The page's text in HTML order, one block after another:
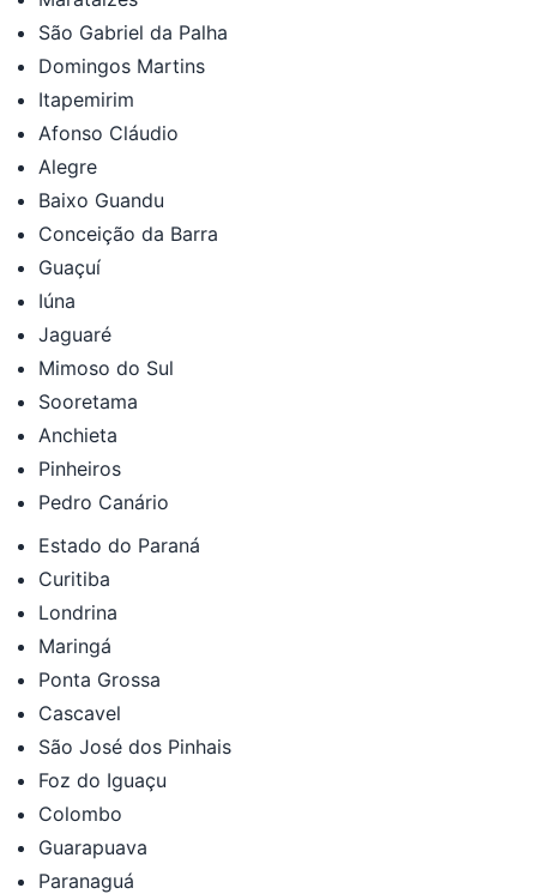
São Gabriel da Palha
Domingos Martins
Itapemirim
Afonso Cláudio
Alegre
Baixo Guandu
Conceição da Barra
Guaçuí
Iúna
Jaguaré
Mimoso do Sul
Sooretama
Anchieta
Pinheiros
Pedro Canário
Estado do Paraná
Curitiba
Londrina
Maringá
Ponta Grossa
Cascavel
São José dos Pinhais
Foz do Iguaçu
Colombo
Guarapuava
Paranaguá